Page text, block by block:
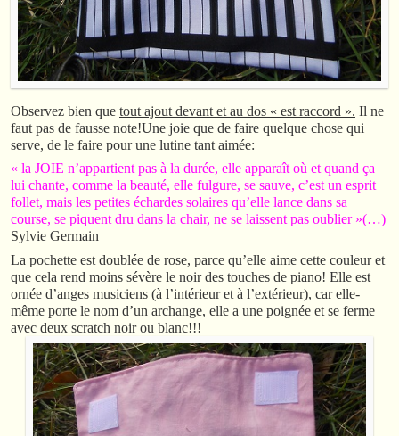
Observez bien que tout ajout devant et au dos « est raccord ». Il ne
faut pas de fausse note!Une joie que de faire quelque chose qui
serve, de le faire pour une lutine tant aimée:
« la JOIE n’appartient pas à la durée, elle apparaît où et quand ça
lui chante, comme la beauté, elle fulgure, se sauve, c’est un esprit
follet, mais les petites échardes solaires qu’elle lance dans sa
course, se piquent dru dans la chair, ne se laissent pas oublier »(…)
Sylvie Germain
La pochette est doublée de rose, parce qu’elle aime cette couleur et
que cela rend moins sévère le noir des touches de piano! Elle est
ornée d’anges musiciens (à l’intérieur et à l’extérieur), car elle-
même porte le nom d’un archange, elle a une poignée et se ferme
avec deux scratch noir ou blanc!!!